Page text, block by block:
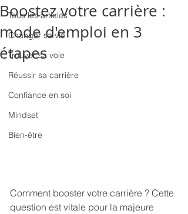
Tous les articles
Changer sa vie
Trouver sa voie
Réussir sa carrière
Confiance en soi
Mindset
Bien-être
Boostez votre carrière :
mode d'emploi en 3
étapes
Comment booster votre carrière ? Cette
question est vitale pour la majeure